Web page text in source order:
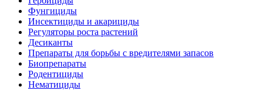
Фунгициды
Инсектициды и акарициды
Регуляторы роста растений
Десиканты
Препараты для борьбы с вредителями запасов
Биопрепараты
Родентициды
Нематициды